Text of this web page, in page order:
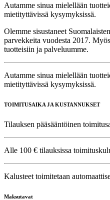
Autamme sinua mielellään
mietityttävissä kysymyksissä.
Olemme sisustaneet
parvekkeita vuodesta 2017.
tuotteisiin ja palveluumme.
Autamme sinua mielellään
mietityttävissä kysymyksissä.
TOIMITUSAIKA JA KUSTANNUKSET
Tilauksen pääsääntöinen
Alle 100 € tilauksissa
Kalusteet toimitetaan
Maksutavat